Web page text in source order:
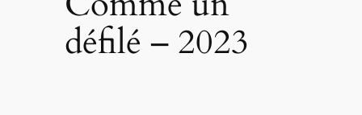
défilé – 2023